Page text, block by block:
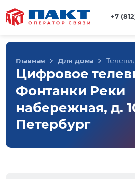
+7
Главная Для дома
Цифровое
Фонтанки Реки
набережная, д.
Петербург